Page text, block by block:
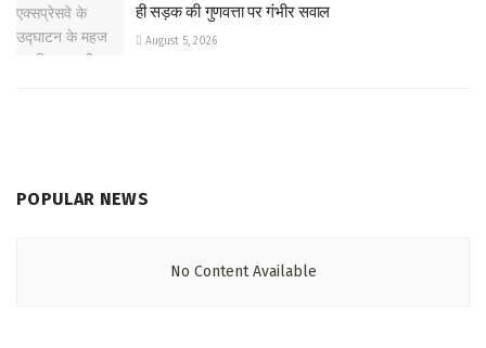
ही सड़क की गुणवत्ता पर गंभीर सवाल
August 5, 2026
POPULAR NEWS
No Content Available